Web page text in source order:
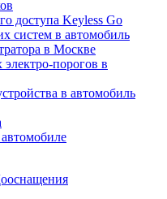
доступа Keyless Go
систем в автомобиль
в Москве
порогов в
в автомобиль
автомобиле